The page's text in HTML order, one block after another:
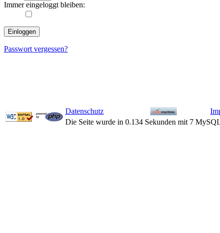
Immer eingeloggt bleiben:
Passwort vergessen?
Datenschutz
Die Seite wurde in 0.134 Sekunden mit 7